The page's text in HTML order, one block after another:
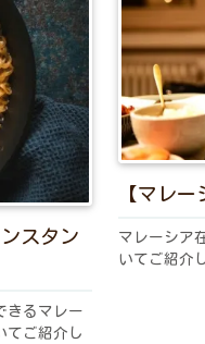
スタン
きるマレー
てご紹介し
【マレ
マレーシア
いてご紹介